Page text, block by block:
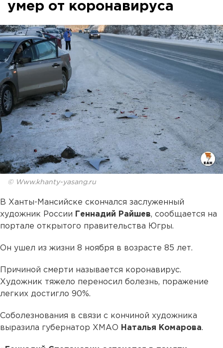
умер от коронавируса
© Www.khanty-yasang.ru
В Ханты-Мансийске скончался заслуженный
художник России
Геннадий Райшев, сообщается на
портале открытого правительства Югры.
Он ушел из жизни 8 ноября в возрасте 85 лет.
Причиной смерти называется коронавирус.
Художник тяжело переносил болезнь, поражение
легких достигло 90%.
Соболезнования в связи с кончиной художника
выразила губернатор ХМАО Наталья Комарова.